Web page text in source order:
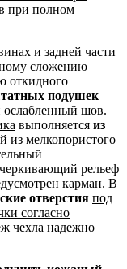
при полном
и задней части
сложению
откидного
подушек
ослабленный шов.
выполняется из
из мелкопористого
рельеф
карман. В
отверстия под
согласно
чехла надежно